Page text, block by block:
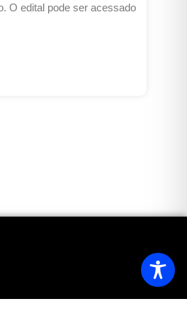
O edital pode ser acessado